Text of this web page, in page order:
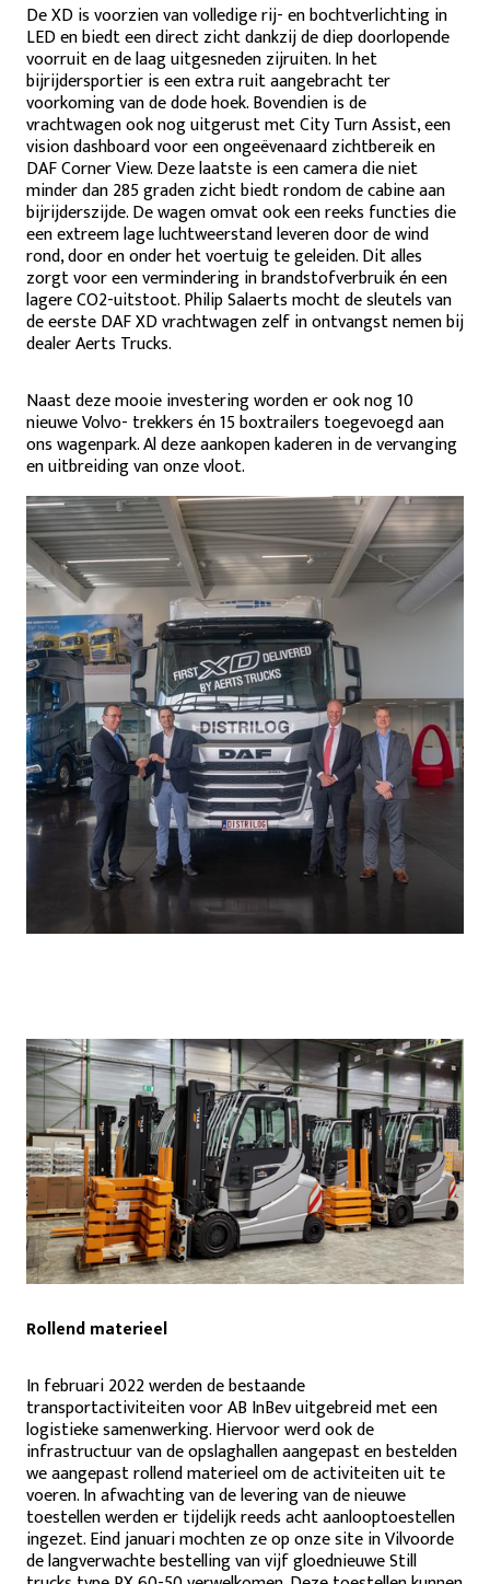
De XD is voorzien van volledige rij- en bochtverlichting in
LED en biedt een direct zicht dankzij de diep doorlopende
voorruit en de laag uitgesneden zijruiten. In het
bijrijdersportier is een extra ruit aangebracht ter
voorkoming van de dode hoek. Bovendien is de
vrachtwagen ook nog uitgerust met City Turn Assist, een
vision dashboard voor een ongeëvenaard zichtbereik en
DAF Corner View. Deze laatste is een camera die niet
minder dan 285 graden zicht biedt rondom de cabine aan
bijrijderszijde. De wagen omvat ook een reeks functies die
een extreem lage luchtweerstand leveren door de wind
rond, door en onder het voertuig te geleiden. Dit alles
zorgt voor een vermindering in brandstofverbruik én een
lagere CO2-uitstoot. Philip Salaerts mocht de sleutels van
de eerste DAF XD vrachtwagen zelf in ontvangst nemen bij
dealer Aerts Trucks.
Naast deze mooie investering worden er ook nog 10
nieuwe Volvo- trekkers én 15 boxtrailers toegevoegd aan
ons wagenpark. Al deze aankopen kaderen in de vervanging
en uitbreiding van onze vloot.
Rollend materieel
In februari 2022 werden de bestaande
transportactiviteiten voor AB InBev uitgebreid met een
logistieke samenwerking. Hiervoor werd ook de
infrastructuur van de opslaghallen aangepast en bestelden
we aangepast rollend materieel om de activiteiten uit te
voeren. In afwachting van de levering van de nieuwe
toestellen werden er tijdelijk reeds acht aanlooptoestellen
ingezet. Eind januari mochten ze op onze site in Vilvoorde
de langverwachte bestelling van vijf gloednieuwe Still